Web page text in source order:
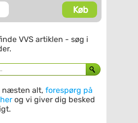
Køb
VVS artiklen - søg i
næsten alt, forespørg på
og vi giver dig besked